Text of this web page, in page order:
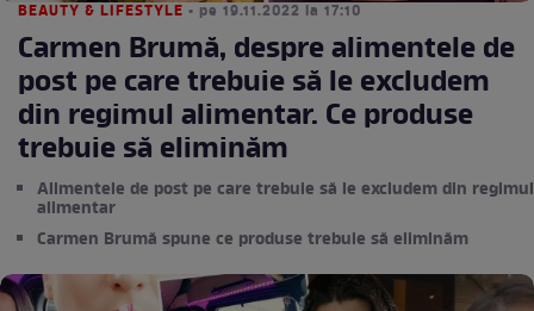
BEAUTY & LIFESTYLE • pe 19.11.2022 la 17:10
Carmen Brumă, despre alimentele de
post pe care trebuie să le excludem
din regimul alimentar. Ce produse
trebuie să eliminăm
Alimentele de post pe care trebuie să le excludem din regimul
alimentar
Carmen Brumă spune ce produse trebuie să eliminăm